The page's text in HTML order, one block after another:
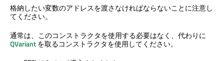
格納したい変数のアドレスを渡さなければならないことに注意し
てください。
通常は、このコンストラクタを使用する必要はなく、代わりに
QVariantを取るコンストラクタを使用してください。